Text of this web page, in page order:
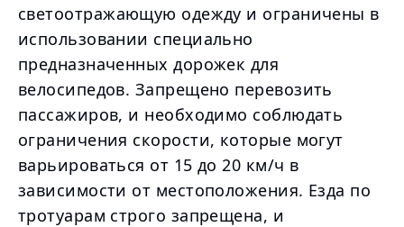
светоотражающую одежду и ограничены в
использовании специально
предназначенных дорожек для
велосипедов. Запрещено перевозить
пассажиров, и необходимо соблюдать
ограничения скорости, которые могут
варьироваться от 15 до 20 км/ч в
зависимости от местоположения. Езда по
тротуарам строго запрещена, и